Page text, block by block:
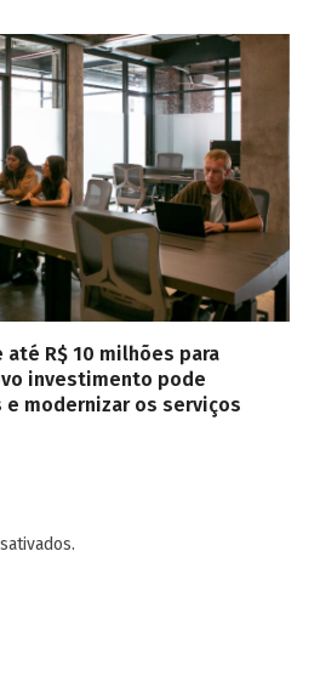
R$ 10 milhões para
investimento pode
modernizar os serviços